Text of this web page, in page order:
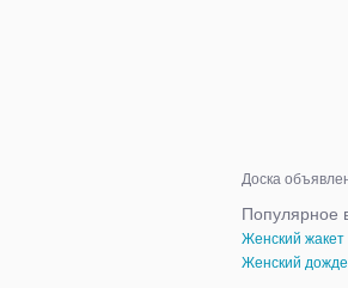
Доска
Популярное
Женский жакет
Женский